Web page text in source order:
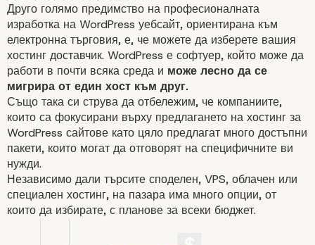
Друго голямо предимство на професионалната
изработка на WordPress уебсайт, ориентирана към
електронна търговия, е, че можете да изберете вашия
хостинг доставчик. WordPress е софтуер, който може да
работи в почти всяка среда и може лесно да се
мигрира от един хост към друг.
Също така си струва да отбележим, че компаниите,
които са фокусирани върху предлагането на хостинг за
WordPress сайтове като цяло предлагат много достъпни
пакети, които могат да отговорят на специфичните ви
нужди.
Независимо дали търсите споделен, VPS, облачен или
специален хостинг, на пазара има много опции, от
които да избирате, с планове за всеки бюджет.